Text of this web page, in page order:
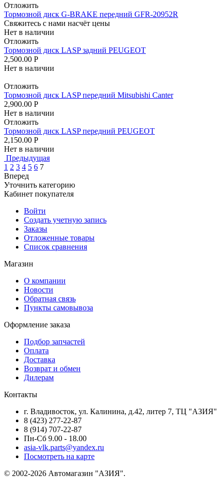
Отложить
Тормозной диск G-BRAKE передний GFR-20952R
Свяжитесь с нами насчёт цены
Нет в наличии
Отложить
Тормозной диск LASP задний PEUGEOT
2,500.00 Р
Нет в наличии
Отложить
Тормозной диск LASP передний Mitsubishi Canter
2,900.00 Р
Нет в наличии
Отложить
Тормозной диск LASP передний PEUGEOT
2,150.00 Р
Нет в наличии
Предыдущая
1 2 3 4 5 6 7
Вперед
Уточнить категорию
Кабинет покупателя
Войти
Создать учетную запись
Заказы
Отложенные товары
Список сравнения
Магазин
О компании
Новости
Обратная связь
Пункты самовывоза
Оформление заказа
Подбор запчастей
Оплата
Доставка
Возврат и обмен
Дилерам
Контакты
г. Владивосток, ул. Калинина, д.42, литер 7, ТЦ "АЗИЯ"
8 (423) 277-22-87
8 (914) 707-22-87
Пн-Сб 9.00 - 18.00
asia-vlk.parts@yandex.ru
Посмотреть на карте
© 2002-2026 Автомагазин "АЗИЯ".